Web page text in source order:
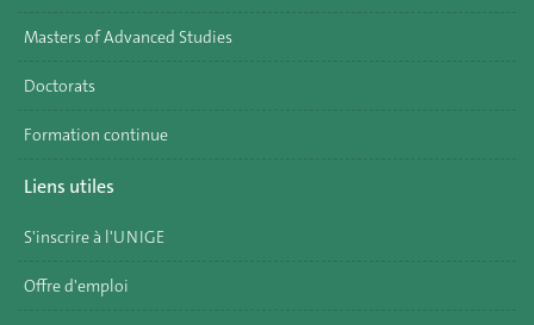
Masters of Advanced Studies
Doctorats
Formation continue
Liens utiles
S'inscrire à l'UNIGE
Offre d'emploi